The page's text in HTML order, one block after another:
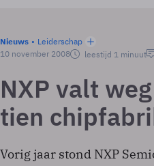
Nieuws
Leiderschap
10 november 2008
leestijd 1 minuut
NXP valt
tien
Vorig jaar stond NXP